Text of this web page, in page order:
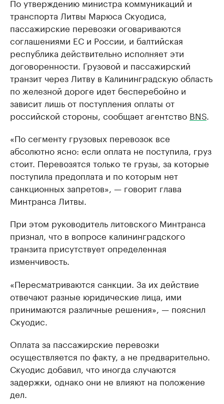
транспорта Литвы Марюса Скуодиса,
пассажирские перевозки оговариваются
соглашениями ЕС и России, и балтийская
республика действительно исполняет эти
договоренности. Грузовой и пассажирский
транзит через Литву в Калининградскую область
по железной дороге идет бесперебойно и
зависит лишь от поступления оплаты от
российской стороны, сообщает агентство BNS
«По сегменту грузовых перевозок все
абсолютно ясно: если оплата не поступила, груз
стоит. Перевозятся только те грузы, за которые
поступила предоплата и по которым нет
санкционных запретов», — говорит глава
Минтранса Литвы.
При этом руководитель литовского Минтранса
признал, что в вопросе калининградского
транзита присутствует определенная
изменчивость.
«Пересматриваются санкции. За их действие
отвечают разные юридические лица, ими
принимаются различные решения», — пояснил
Скуодис.
Оплата за пассажирские перевозки
осуществляется по факту, а не предварительно.
Скуодис добавил, что иногда случаются
задержки, однако они не влияют на положение
дел.